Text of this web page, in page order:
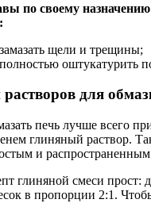
по своему
щели и трещины;
оштукатурить
растворов для
печь лучше всего
глиняный раствор.
и
глиняной смеси прост:
в пропорции 2:1.